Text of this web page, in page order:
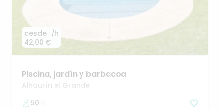
desde
42,00 €
/h
Piscina​,​ jardíny barbacoa
Alhaurín el Grande
50